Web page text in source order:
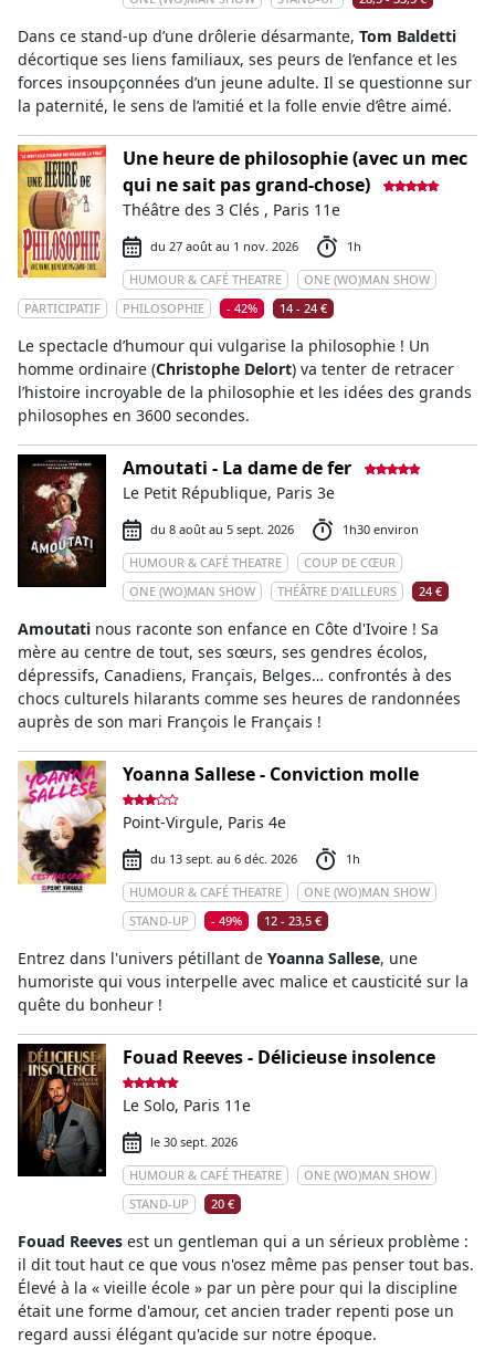
Dans ce stand-up d’une drôlerie désarmante, Tom Baldetti
décortique ses liens familiaux, ses peurs de l’enfance et les
forces insoupçonnées d’un jeune adulte. Il se questionne sur
la paternité, le sens de l’amitié et la folle envie d’être aimé.
Une heure de philosophie (avec un mec
qui ne sait pas grand-chose)
Théâtre des 3 Clés , Paris 11e
du 27 août au 1 nov. 2026
1h
HUMOUR & CAFÉ THEATRE
ONE (WO)MAN SHOW
PARTICIPATIF
PHILOSOPHIE - 42% 14 - 24 €
Le spectacle d’humour qui vulgarise la philosophie ! Un
homme ordinaire (Christophe Delort) va tenter de retracer
l’histoire incroyable de la philosophie et les idées des grands
philosophes en 3600 secondes.
Amoutati - La dame de fer
Le Petit République, Paris 3e
du 8 août au 5 sept. 2026
1h30 environ
HUMOUR & CAFÉ THEATRE
COUP DE CŒUR
ONE (WO)MAN SHOW
THÉÂTRE D'AILLEURS 24 €
Amoutati nous raconte son enfance en Côte d'Ivoire ! Sa
mère au centre de tout, ses sœurs, ses gendres écolos,
dépressifs, Canadiens, Français, Belges… confrontés à des
chocs culturels hilarants comme ses heures de randonnées
auprès de son mari François le Français !
Yoanna Sallese - Conviction molle
Point-Virgule, Paris 4e
du 13 sept. au 6 déc. 2026
1h
HUMOUR & CAFÉ THEATRE
ONE (WO)MAN SHOW
STAND-UP
- 49% 12 - 23,5 €
Entrez dans l'univers pétillant de Yoanna Sallese, une
humoriste qui vous interpelle avec malice et causticité sur la
quête du bonheur !
Fouad Reeves - Délicieuse insolence
Le Solo, Paris 11e
le 30 sept. 2026
HUMOUR & CAFÉ THEATRE
ONE (WO)MAN SHOW
STAND-UP
20 €
Fouad Reeves est un gentleman qui a un sérieux problème :
il dit tout haut ce que vous n'osez même pas penser tout bas.
Élevé à la « vieille école » par un père pour qui la discipline
était une forme d'amour, cet ancien trader repenti pose un
regard aussi élégant qu'acide sur notre époque.